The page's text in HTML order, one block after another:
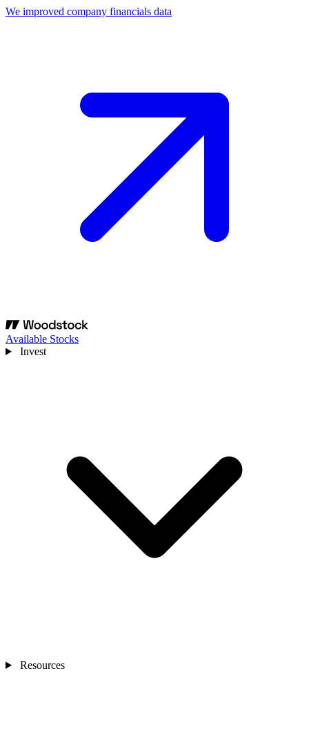
We improved company financials data
Available Stocks
Invest
Resources